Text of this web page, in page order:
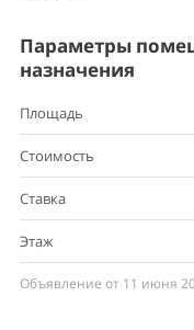
Параметры
назначения
Площадь
Стоимость
Ставка
Этаж
Объявление от 11 июня